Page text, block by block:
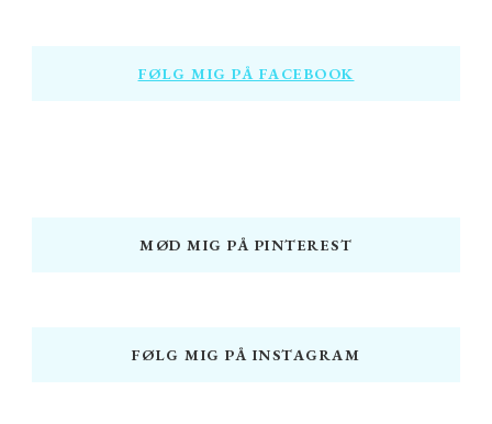
FØLG MIG PÅ FACEBOOK
MØD MIG PÅ PINTEREST
FØLG MIG PÅ INSTAGRAM